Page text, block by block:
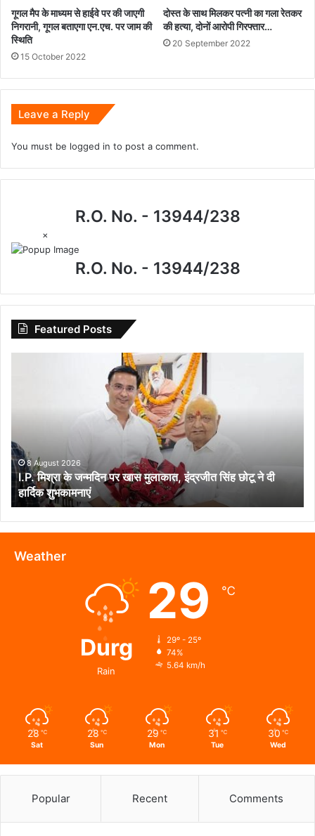
गूगल मैप के माध्यम से हाईवे पर की जाएगी
निगरानी, गूगल बताएगा एन.एच. पर जाम की
स्थिति
15 October 2022
दोस्त के साथ मिलकर पत्नी का गला रेतकर
की हत्या, दोनों आरोपी गिरफ्तार…
20 September 2022
Leave a Reply
You must be logged in to post a comment.
R.O. No. - 13944/238
×
R.O. No. - 13944/238
Featured Posts
मुलाकात,
इंद्रजीत
सिंह
छोटू
ने
दी
हार्दिक
शुभकामनाएं
8 August 2026
I.P. मिश्रा के जन्मदिन पर खास मुलाकात, इंद्रजीत सिंह छोटू ने दी
हार्दिक शुभकामनाएं
Weather
Durg
Rain
29 ℃
29º - 25º
74%
5.64 km/h
28 ℃
Sat
28 ℃
Sun
29 ℃
Mon
31 ℃
Tue
30 ℃
Wed
Popular Recent Comments